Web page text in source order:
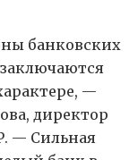
банковских
—
директор
— Сильная